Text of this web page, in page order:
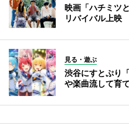
映画「ハチミツ
リバイバル上映
見る・遊ぶ
渋谷にすとぷり
や楽曲流して育